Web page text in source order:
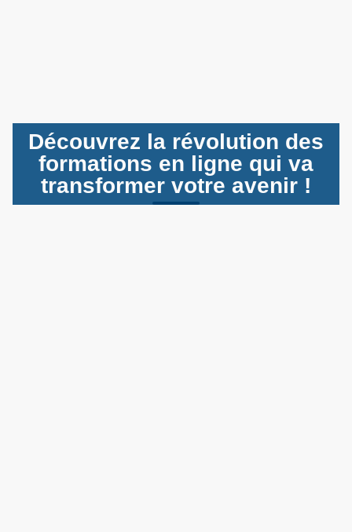
Découvrez la révolution des
formations en ligne qui va
transformer votre avenir !